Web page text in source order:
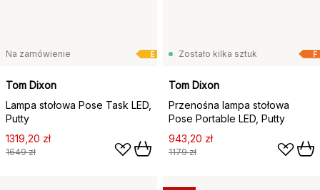
E
Na zamówienie
Tom Dixon
Lampa stołowa Pose Task LED,
Putty
1319,20 zł
1649 zł
F
Zostało kilka sztuk
Tom Dixon
Przenośna lampa stołowa
Pose Portable LED, Putty
943,20 zł
1179 zł